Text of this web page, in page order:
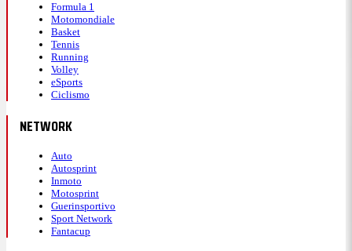
Formula 1
Motomondiale
Basket
Tennis
Running
Volley
eSports
Ciclismo
NETWORK
Auto
Autosprint
Inmoto
Motosprint
Guerinsportivo
Sport Network
Fantacup